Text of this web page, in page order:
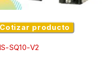
Cotizar producto
SQ10-V2